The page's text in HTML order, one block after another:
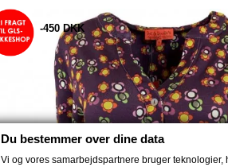
-450 DKK
Du bestemmer over dine data
Vi og vores samarbejdspartnere bruger